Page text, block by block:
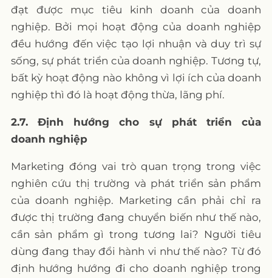
đạt được mục tiêu kinh doanh của doanh
nghiệp. Bởi mọi hoạt động của doanh nghiệp
đều hướng đến việc tạo lợi nhuận và duy trì sự
sống, sự phát triển của doanh nghiệp. Tương tự,
bất kỳ hoạt động nào không vì lợi ích của doanh
nghiệp thì đó là hoạt động thừa, lãng phí.
2.7. Định hướng cho sự phát triển của
doanh nghiệp
Marketing đóng vai trò quan trọng trong việc
nghiên cứu thị trường và phát triển sản phẩm
của doanh nghiệp. Marketing cần phải chỉ ra
được thị trường đang chuyển biến như thế nào,
cần sản phẩm gì trong tương lai? Người tiêu
dùng đang thay đổi hành vi như thế nào? Từ đó
định hướng hướng đi cho doanh nghiệp trong